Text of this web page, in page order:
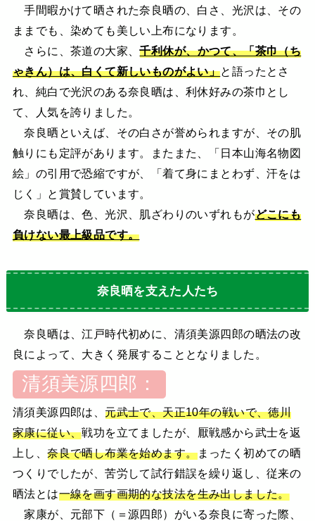
手間暇かけて晒された奈良晒の、白さ、光沢は、その
ままでも、染めても美しい上布になります。
さらに、茶道の大家、千利休が、かつて、「茶巾（ち
ゃきん）は、白くて新しいものがよい」と語ったとさ
れ、純白で光沢のある奈良晒は、利休好みの茶巾とし
て、人気を誇りました。
奈良晒といえば、その白さが誉められますが、その肌
触りにも定評があります。またまた、「日本山海名物図
絵」の引用で恐縮ですが、「着て身にまとわず、汗をは
じく」と賞賛しています。
奈良晒は、色、光沢、肌ざわりのいずれもがどこにも
負けない最上級品です。
奈良晒を支えた人たち
奈良晒は、江戸時代初めに、清須美源四郎の晒法の改
良によって、大きく発展することとなりました。
清須美源四郎：
清須美源四郎は、 元武士で、天正10年の戦いで、徳川
家康に従い、戦功を立てましたが、厭戦感から武士を返
上し、奈良で晒し布業を始めます。まったく初めての晒
つくりでしたが、苦労して試行錯誤を繰り返し、従来の
晒法とは一線を画す画期的な技法を生み出しました。
家康が、元部下（＝源四郎）がいる奈良に寄った際、